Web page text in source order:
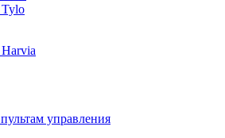
управления